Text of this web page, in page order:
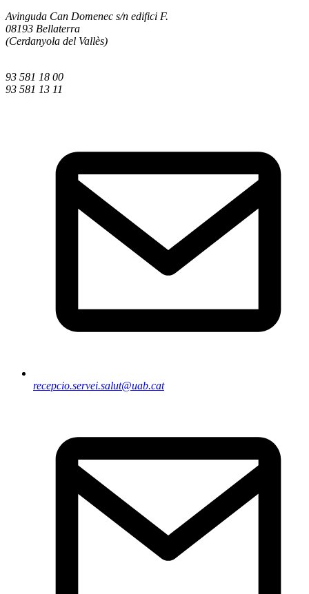
Avinguda Can Domenec s/n edifici F.
08193 Bellaterra
(Cerdanyola del Vallès)
93 581 18 00
93 581 13 11
recepcio.servei.salut@uab.cat